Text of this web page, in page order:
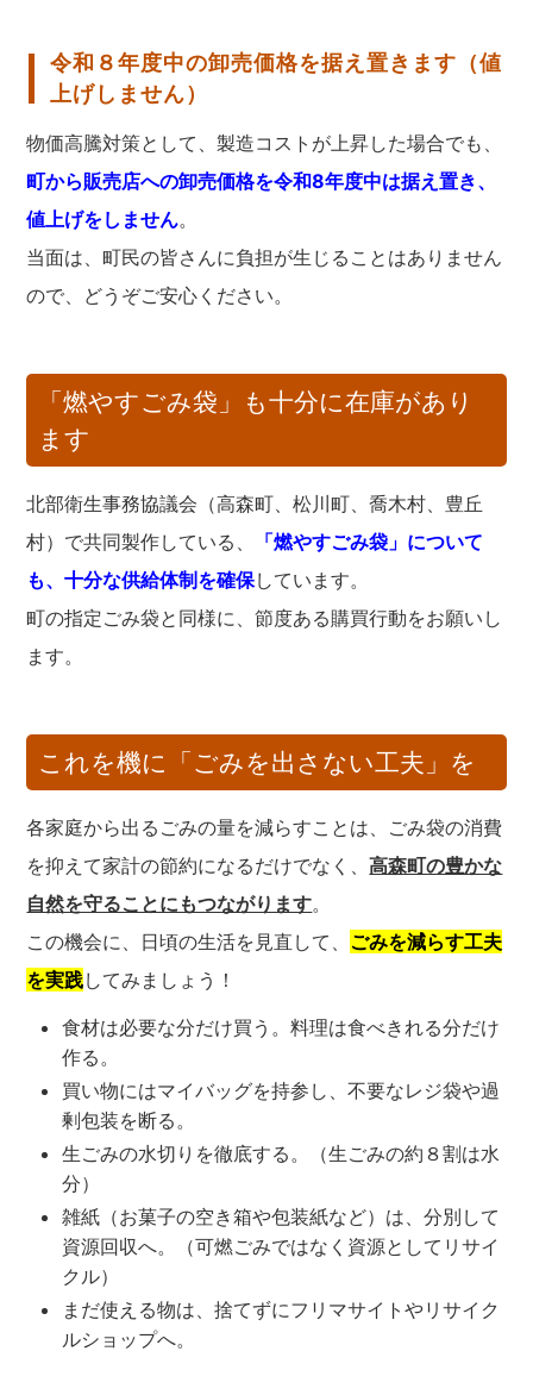
令和８年度中の卸売価格を据え置きます（値
上げしません）
物価高騰対策として、製造コストが上昇した場合でも、
町から販売店への卸売価格を令和8年度中は据え置き、
値上げをしません。
当面は、町民の皆さんに負担が生じることはありません
ので、どうぞご安心ください。
「燃やすごみ袋」も十分に在庫があり
ます
北部衛生事務協議会（高森町、松川町、喬木村、豊丘
村）で共同製作している、
「燃やすごみ袋」について
も、十分な供給体制を確保しています。
町の指定ごみ袋と同様に、節度ある購買行動をお願いし
ます。
これを機に「ごみを出さない工夫」を
各家庭から出るごみの量を減らすことは、ごみ袋の消費
を抑えて家計の節約になるだけでなく、高森町の豊かな
自然を守ることにもつながります。
この機会に、日頃の生活を見直して、 ごみを減らす工夫
を実践してみましょう！
食材は必要な分だけ買う。料理は食べきれる分だけ
作る。
買い物にはマイバッグを持参し、不要なレジ袋や過
剰包装を断る。
生ごみの水切りを徹底する。（生ごみの約８割は水
分）
雑紙（お菓子の空き箱や包装紙など）は、分別して
資源回収へ。（可燃ごみではなく資源としてリサイ
クル）
まだ使える物は、捨てずにフリマサイトやリサイク
ルショップへ。